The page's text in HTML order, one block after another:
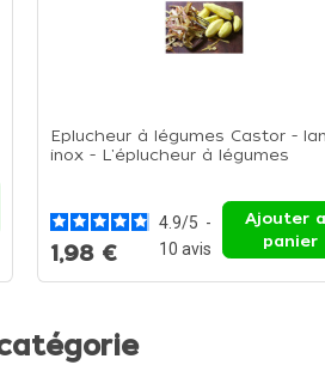
Eplucheur à légumes Castor -
inox - L'éplucheur à légumes
4.9/5 -
10 avis
1,98 €
Ajouter
panier